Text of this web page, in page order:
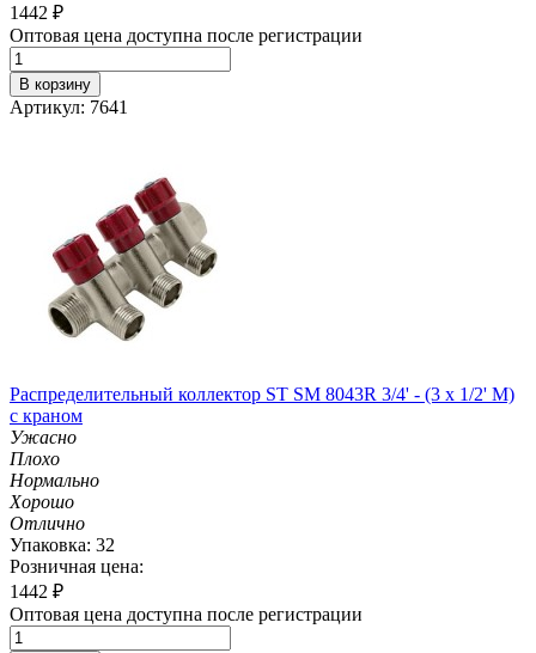
1442 ₽
Оптовая цена доступна после регистрации
В корзину
Артикул: 7641
Распределительный коллектор ST SM 8043R 3/4' - (3 x 1/2' M)
с краном
Ужасно
Плохо
Нормально
Хорошо
Отлично
Упаковка: 32
Розничная цена:
1442 ₽
Оптовая цена доступна после регистрации